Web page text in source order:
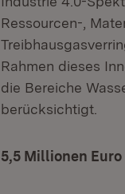
Ressourcen-,
Rahmen dieses
die Bereiche
berücksichtigt.
5,5 Millionen